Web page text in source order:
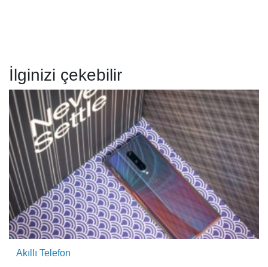
İlginizi çekebilir
Akıllı Telefon